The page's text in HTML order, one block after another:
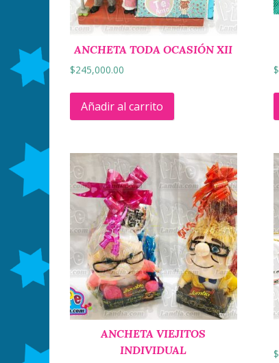
ANCHETA TODA OCASIÓN XII
$245,000.00
Añadir al carrito
$
ANCHETA VIEJITOS
INDIVIDUAL
$